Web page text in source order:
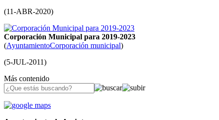
(11-ABR-2020)
Corporación Municipal para 2019-2023
(AyuntamientoCorporación municipal)
(5-JUL-2011)
Más contenido